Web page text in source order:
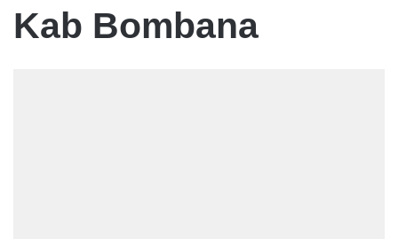
Kab Bombana